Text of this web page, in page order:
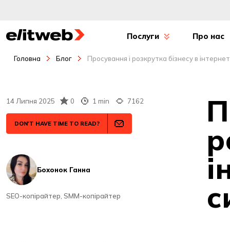
Послуги Про нас
Головна Блог Просування і розкрутка бізнесу в
14 Липня 2025 0 1 min 7162
DON'T HAVE TIME TO READ?
Бохонок Ганна
SEO-копірайтер, SMM-копірайтер